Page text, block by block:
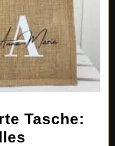
Tasche: